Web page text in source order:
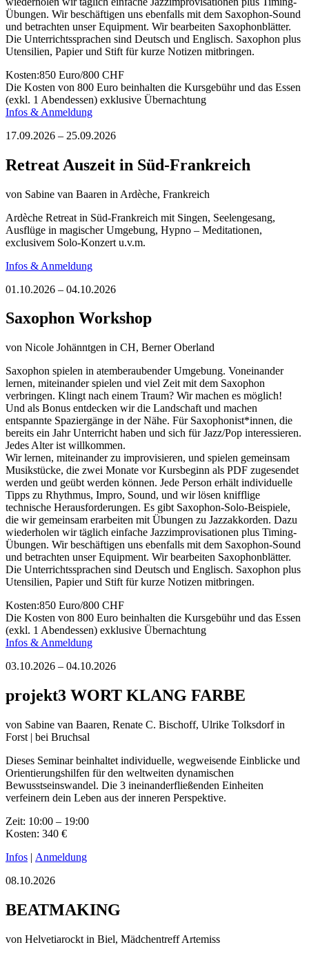
Übungen. Wir beschäftigen uns ebenfalls mit dem Saxophon-Sound
und betrachten unser Equipment. Wir bearbeiten Saxophonblätter.
Die Unterrichtssprachen sind Deutsch und Englisch. Saxophon plus
Utensilien, Papier und Stift für kurze Notizen mitbringen.
Kosten:850 Euro/800 CHF
Die Kosten von 800 Euro beinhalten die Kursgebühr und das Essen
(exkl. 1 Abendessen) exklusive Übernachtung
Infos & Anmeldung
17.09.2026 – 25.09.2026
Retreat Auszeit in Süd-Frankreich
von Sabine van Baaren in Ardèche, Frankreich
Ardèche Retreat in Süd-Frankreich mit Singen, Seelengesang,
Ausflüge in magischer Umgebung, Hypno – Meditationen,
exclusivem Solo-Konzert u.v.m.
Infos & Anmeldung
01.10.2026 – 04.10.2026
Saxophon Workshop
von Nicole Johänntgen in CH, Berner Oberland
Saxophon spielen in atemberaubender Umgebung. Voneinander
lernen, miteinander spielen und viel Zeit mit dem Saxophon
verbringen. Klingt nach einem Traum? Wir machen es möglich!
Und als Bonus entdecken wir die Landschaft und machen
entspannte Spaziergänge in der Nähe. Für Saxophonist*innen, die
bereits ein Jahr Unterricht haben und sich für Jazz/Pop interessieren.
Jedes Alter ist willkommen.
Wir lernen, miteinander zu improvisieren, und spielen gemeinsam
Musikstücke, die zwei Monate vor Kursbeginn als PDF zugesendet
werden und geübt werden können. Jede Person erhält individuelle
Tipps zu Rhythmus, Impro, Sound, und wir lösen knifflige
technische Herausforderungen. Es gibt Saxophon-Solo-Beispiele,
die wir gemeinsam erarbeiten mit Übungen zu Jazzakkorden. Dazu
wiederholen wir täglich einfache Jazzimprovisationen plus Timing-
Übungen. Wir beschäftigen uns ebenfalls mit dem Saxophon-Sound
und betrachten unser Equipment. Wir bearbeiten Saxophonblätter.
Die Unterrichtssprachen sind Deutsch und Englisch. Saxophon plus
Utensilien, Papier und Stift für kurze Notizen mitbringen.
Kosten:850 Euro/800 CHF
Die Kosten von 800 Euro beinhalten die Kursgebühr und das Essen
(exkl. 1 Abendessen) exklusive Übernachtung
Infos & Anmeldung
03.10.2026 – 04.10.2026
projekt3 WORT KLANG FARBE
von Sabine van Baaren, Renate C. Bischoff, Ulrike Tolksdorfin
Forst | bei Bruchsal
Dieses Seminar beinhaltet individuelle, wegweisende Einblicke und
Orientierungshilfen für den weltweiten dynamischen
Bewusstseinswandel. Die 3 ineinanderfließenden Einheiten
verfeinern dein Leben aus der inneren Perspektive.
Zeit: 10:00 – 19:00
Kosten: 340 €
Infos | Anmeldung
08.10.2026
BEATMAKING
von Helvetiarockt in Biel, Mädchentreff Artemiss